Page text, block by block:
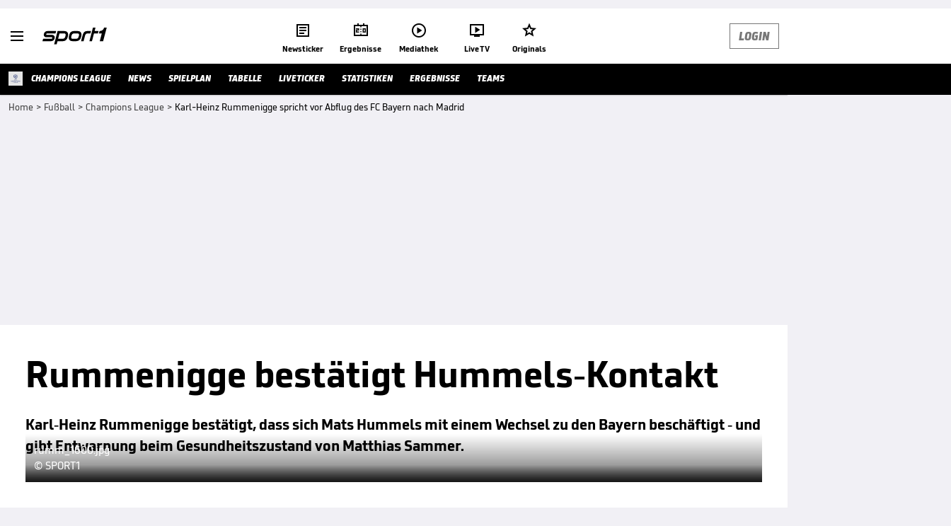
 
Newsticker

Ergebnisse

Mediathek

Live TV

Originals
LOGIN
CHAMPIONS LEAGUE NEWS SPIELPLAN TABELLE LIVETICKER STATISTIKEN ERGEBNISSE TEAMS
Home > Fußball > Champions League > Karl-Heinz Rummenigge spricht vor Abflug des FC Bayern nach Madrid
Rummenigge bestätigt Hummels-Kontakt
Karl-Heinz Rummenigge bestätigt, dass sich Mats Hummels mit einem Wechsel zu den Bayern beschäftigt - und
gibt Entwarnung beim Gesundheitszustand von Matthias Sammer.
rumm_1600.jpg
© SPORT1